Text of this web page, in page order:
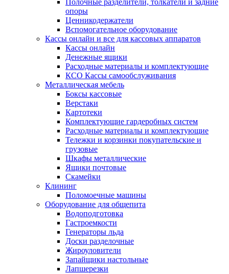
Полочные разделители, толкатели и задние
опоры
Ценникодержатели
Вспомогательное оборудование
Кассы онлайн и все для кассовых аппаратов
Кассы онлайн
Денежные ящики
Расходные материалы и комплектующие
КСО Кассы самообслуживания
Металлическая мебель
Боксы кассовые
Верстаки
Картотеки
Комплектующие гардеробных систем
Расходные материалы и комплектующие
Тележки и корзинки покупательские и
грузовые
Шкафы металлические
Ящики почтовые
Скамейки
Клининг
Поломоечные машины
Оборудование для общепита
Водоподготовка
Гастроемкости
Генераторы льда
Доски разделочные
Жироуловители
Запайщики настольные
Лапшерезки